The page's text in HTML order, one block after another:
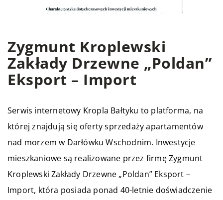
Zygmunt Kroplewski
Zakłady Drzewne „Poldan”
Eksport – Import
Serwis internetowy Kropla Bałtyku to platforma, na
której znajdują się oferty sprzedaży apartamentów
nad morzem w Darłówku Wschodnim. Inwestycje
mieszkaniowe są realizowane przez firmę Zygmunt
Kroplewski Zakłady Drzewne „Poldan” Eksport –
Import, która posiada ponad 40-letnie doświadczenie